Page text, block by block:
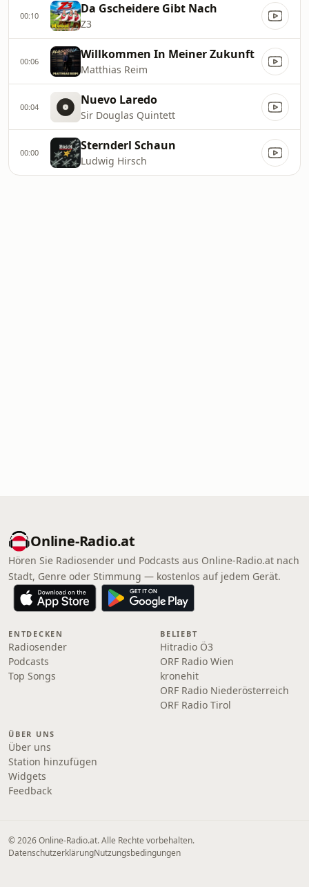
00:10 Da Gscheidere Gibt Nach
Z3
00:06 Willkommen In Meiner Zukunft
Matthias Reim
00:04 Nuevo Laredo
Sir Douglas Quintett
00:00 Sternderl Schaun
Ludwig Hirsch
Online‑Radio.at
Hören Sie Radiosender und Podcasts aus Online‑Radio.at nach
Stadt, Genre oder Stimmung — kostenlos auf jedem Gerät.
ENTDECKEN
Radiosender
Podcasts
Top Songs
BELIEBT
Hitradio Ö3
ORF Radio Wien
kronehit
ORF Radio Niederösterreich
ORF Radio Tirol
ÜBER UNS
Über uns
Station hinzufügen
Widgets
Feedback
© 2026 Online‑Radio.at. Alle Rechte vorbehalten.
DatenschutzerklärungNutzungsbedingungen